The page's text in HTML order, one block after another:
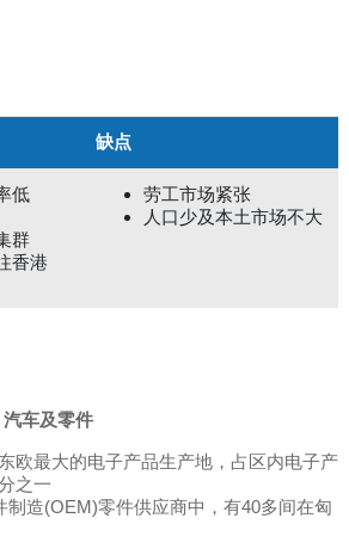
缺点
低
群
香港
劳工市场紧张
人口少及本土市场不大
车及零件
欧最大的电子产品生产地，占区内电子产
之一
制造(OEM)零件供应商中，有40多间在匈